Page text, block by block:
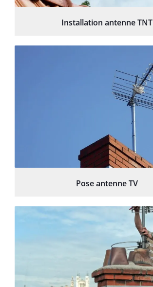
Installation antenne TNT
Pose antenne TV